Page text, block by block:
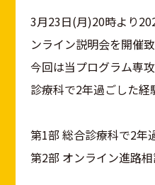
3月23日(月)20時より
ンライン説明会を開催致
今回は当プログラム専
診療科で2年過ごした経
第1部 総合診療科で2年
第2部 オンライン進路